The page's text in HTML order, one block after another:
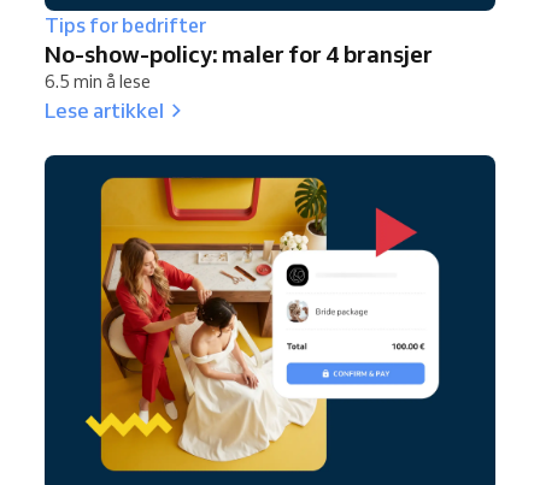
Tips for bedrifter
No-show-policy: maler for 4 bransjer
6.5 min å lese
Lese artikkel